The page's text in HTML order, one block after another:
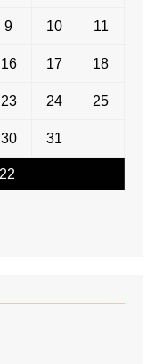
9 10 11
16 17 18
23 24 25
30 31